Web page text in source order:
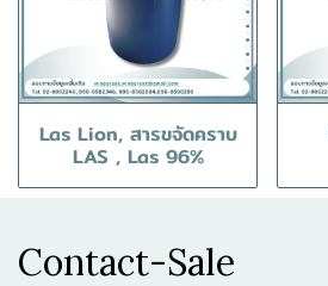
Las Lion, สารขจัดคราบ
LAS , Las 96%
Contact-Sale